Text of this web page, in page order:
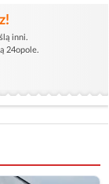
inni.
24opole.